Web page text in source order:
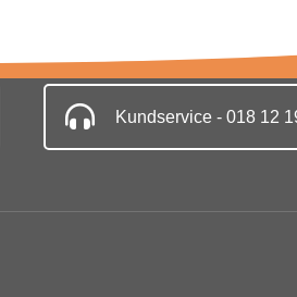
Kundservice - 018 12